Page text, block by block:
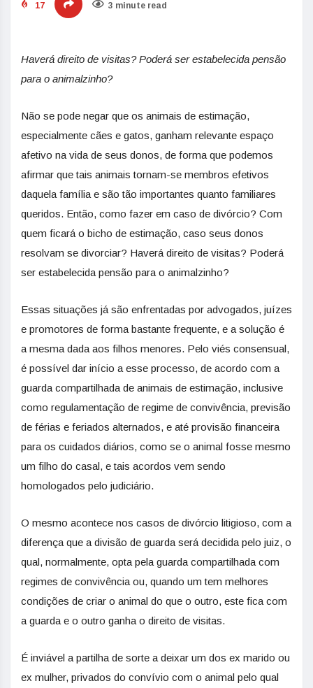
17 3 minute read
Haverá direito de visitas? Poderá ser estabelecida pensão
para o animalzinho?
Não se pode negar que os animais de estimação,
especialmente cães e gatos, ganham relevante espaço
afetivo na vida de seus donos, de forma que podemos
afirmar que tais animais tornam-se membros efetivos
daquela família e são tão importantes quanto familiares
queridos. Então, como fazer em caso de divórcio? Com
quem ficará o bicho de estimação, caso seus donos
resolvam se divorciar? Haverá direito de visitas? Poderá
ser estabelecida pensão para o animalzinho?
Essas situações já são enfrentadas por advogados, juízes
e promotores de forma bastante frequente, e a solução é
a mesma dada aos filhos menores. Pelo viés consensual,
é possível dar início a esse processo, de acordo com a
guarda compartilhada de animais de estimação, inclusive
como regulamentação de regime de convivência, previsão
de férias e feriados alternados, e até provisão financeira
para os cuidados diários, como se o animal fosse mesmo
um filho do casal, e tais acordos vem sendo
homologados pelo judiciário.
O mesmo acontece nos casos de divórcio litigioso, com a
diferença que a divisão de guarda será decidida pelo juiz, o
qual, normalmente, opta pela guarda compartilhada com
regimes de convivência ou, quando um tem melhores
condições de criar o animal do que o outro, este fica com
a guarda e o outro ganha o direito de visitas.
É inviável a partilha de sorte a deixar um dos ex marido ou
ex mulher, privados do convívio com o animal pelo qual